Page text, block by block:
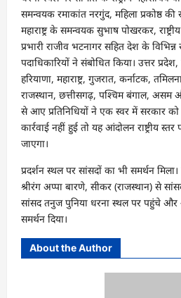
समन्वयक रमाकांत नरगुंद, महिला प्रकोष्ठ की
महाराष्ट्र के समन्वयक सुभाष पोखरकर,
प्रभारी राजीव भटनागर सहित देश के
पदाधिकारियों ने संबोधित किया। उत्तर
हरियाणा, महाराष्ट्र, गुजरात, कर्नाटक,
राजस्थान, छत्तीसगढ़, पश्चिम बंगाल, असम
से आए प्रतिनिधियों ने एक स्वर में सरकार को
कार्रवाई नहीं हुई तो यह आंदोलन राष्ट्रीय
जाएगा।
प्रदर्शन स्थल पर सांसदों का भी समर्थन
श्रीरंग अप्पा बारणे, सीकर (राजस्थान) से
सांसद तनुज पुनिया धरना स्थल पर पहुंचे
समर्थन दिया।
About the Author